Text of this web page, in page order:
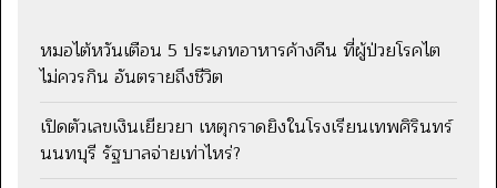
หมอไต้หวันเตือน 5 ประเภทอาหารค้างคืน ที่ผู้ป่วยโรคไต
ไม่ควรกิน อันตรายถึงชีวิต
เปิดตัวเลขเงินเยียวยา เหตุกราดยิงในโรงเรียนเทพศิรินทร์
นนทบุรี รัฐบาลจ่ายเท่าไหร่?